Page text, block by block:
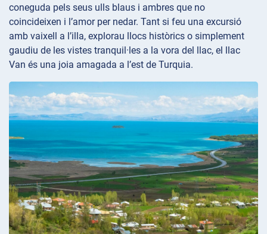
coneguda pels seus ulls blaus i ambres que no
coincideixen i l’amor per nedar. Tant si feu una excursió
amb vaixell a l’illa, explorau llocs històrics o simplement
gaudiu de les vistes tranquil·les a la vora del llac, el llac
Van és una joia amagada a l’est de Turquia.